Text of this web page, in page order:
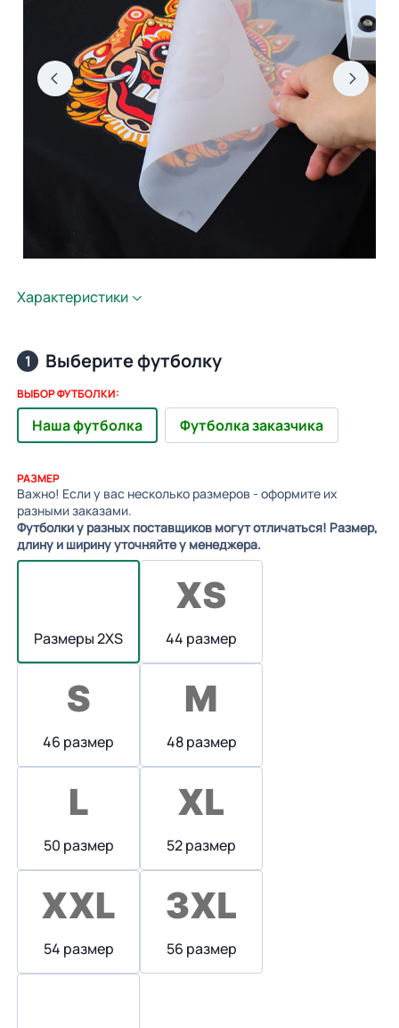
Характеристики
1 Выберите футболку
ВЫБОР ФУТБОЛКИ:
Наша футболка Футболка заказчика
РАЗМЕР
Важно! Если у вас несколько размеров - оформите их
разными заказами.
Футболки у разных поставщиков могут отличаться! Размер,
длину и ширину уточняйте у менеджера.
Размеры 2XS 44 размер
46 размер 48 размер
50 размер 52 размер
54 размер 56 размер